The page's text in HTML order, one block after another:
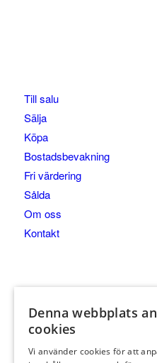
Till salu
Sälja
Köpa
Bostadsbevakning
Fri värdering
Sålda
Om oss
Kontakt
Wallin & Co AB
Denna webbplats
cookies
Vi använder cookies för att